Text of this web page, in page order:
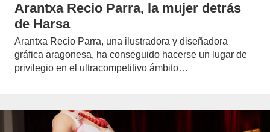
Arantxa Recio Parra, la mujer detrás
de Harsa
Arantxa Recio Parra, una ilustradora y diseñadora
gráfica aragonesa, ha conseguido hacerse un lugar de
privilegio en el ultracompetitivo ámbito…